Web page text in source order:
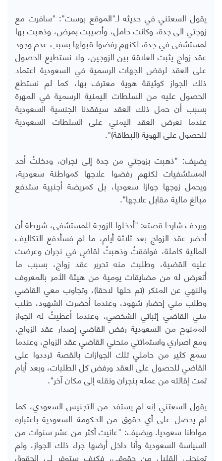
يقول السعتني في حديثه لـ"الموقع بوست": "سافرت مع
زوجتي الى جدة، وكانت حامل، وأصيبت بمرض، وذهبت بها
لمستشفى في جدة، لكنهم رفضوا قبولها بسبب عدم وجود
عقد زواج يثبت العلاقة بين الزوجين، ولا نستطيع الحصول
على العقد لرفض الجهات الرسمية في السعودية اعتماد
ذلك الجواز كوثيقة هوية معترف بها، كما لم نستطع
الحصول عليه من السلطات اليمنية الرسمية في المهرة
بسبب أن حمل ذلك العقد سيفقدنا الجنسية السعودية
عندما نعرض العقد اليمني على السلطات السعودية
للحصول على الهوية (البطاقة)".
يضيف: "ذهبت بزوجتي من جدة إلى نجران، ودخلتُ أحد
المستشفيات لكنهم رفضوا علاجها كمواطنة سعودية،
ويحمل زوجها جوازا سعوديا، بل كمريضة أجنبية ستدفع
مبالغ مالية مقابل علاجها".
ويردف شارحا قصته: "أدخلوا الزوجة للمستشفى، شريطة أن
أحضر عقد الزواج بعد ثلاثة أيام، ما لم فسأدفع التكاليف
المالية كاملة، فوافقتُ وذهبتُ لقاضٍ في نجران وعرضت
عليه القضية، وطلبت منه تحرير عقد زواج، بسبب ما
أتعرض له من مضايقات يومية من هيئة الأمر بالمعروف
والنهي عن المنكر (تم حلها لاحقا)، وتجاوب معي القاضي
وطلب مني إحضار شهود، وعندما أحضرت الشهود، طلب
مني القاضي إثباتي الشخصي، وعندما أعطيتُ له الجواز
الممنوح من السعودية رفض القاضي إصدار عقد الزواج،
ومع اصراري واستماتتي منحني القاضي عقد الزواج، وعندما
سمع كثير من حاملي تلك الجوازات بالقصة ترددوا على
القاضي للحصول على العقد ورفض كل الطلبات، وبعد أيام
تمت إقالته من عمله بنجران ونقله إلى مكان آخر".
يقول السعتني إنه لم يستفد من التجنيس السعودي، كما
لم يحصل على أي حقوق من الحكومة السعودية باعتباره
مواطنا سعوديا. ويضيف: "عانيت أكثر من عشر سنوات من
السياسة السعودية وأنا داخل أرضها جراء ذلك الجواز، ولم
تمنحني القليل من حقوقي، فكيف ستوفر لي الحقوق